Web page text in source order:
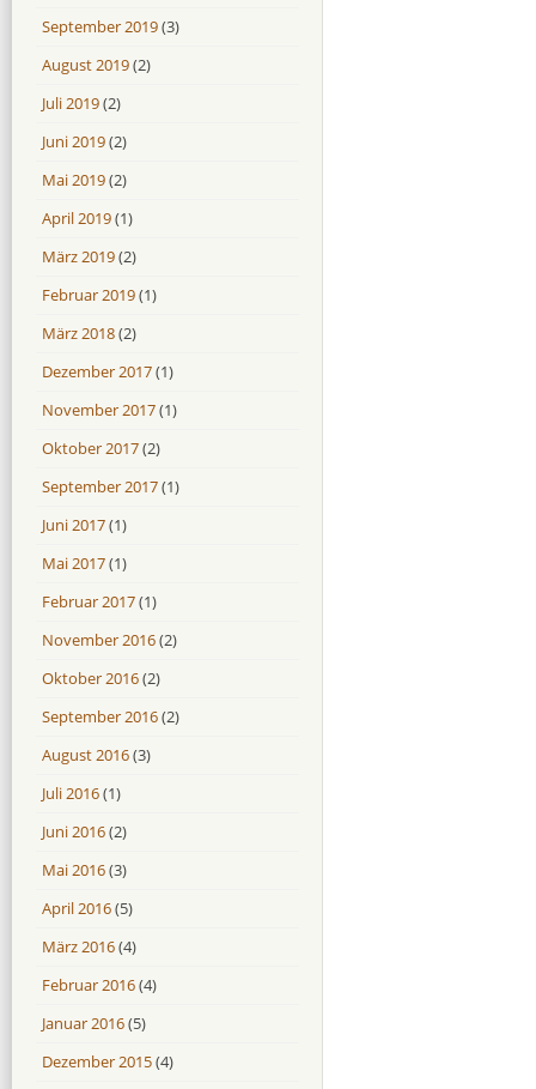
September 2019(3)
August 2019(2)
Juli 2019(2)
Juni 2019(2)
Mai 2019(2)
April 2019(1)
März 2019(2)
Februar 2019(1)
März 2018(2)
Dezember 2017(1)
November 2017(1)
Oktober 2017(2)
September 2017(1)
Juni 2017(1)
Mai 2017(1)
Februar 2017(1)
November 2016(2)
Oktober 2016(2)
September 2016(2)
August 2016(3)
Juli 2016(1)
Juni 2016(2)
Mai 2016(3)
April 2016(5)
März 2016(4)
Februar 2016(4)
Januar 2016(5)
Dezember 2015(4)